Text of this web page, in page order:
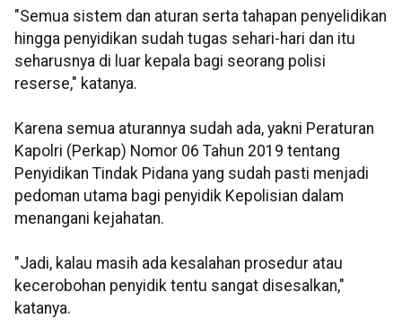
"Semua sistem dan aturan serta tahapan penyelidikan
hingga penyidikan sudah tugas sehari-hari dan itu
seharusnya di luar kepala bagi seorang polisi
reserse," katanya.
Karena semua aturannya sudah ada, yakni Peraturan
Kapolri (Perkap) Nomor 06 Tahun 2019 tentang
Penyidikan Tindak Pidana yang sudah pasti menjadi
pedoman utama bagi penyidik Kepolisian dalam
menangani kejahatan.
"Jadi, kalau masih ada kesalahan prosedur atau
kecerobohan penyidik tentu sangat disesalkan,"
katanya.